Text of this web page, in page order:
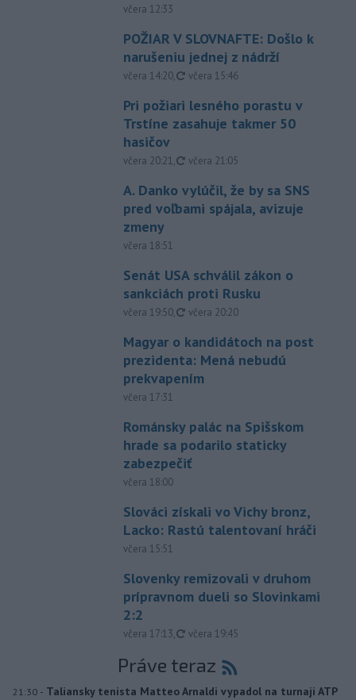
včera 12:33
POŽIAR V SLOVNAFTE: Došlo k
narušeniu jednej z nádrží
včera 14:20, aktualizované
včera 15:46
Pri požiari lesného porastu v
Trstíne zasahuje takmer 50
hasičov
včera 20:21, aktualizované
včera 21:05
A. Danko vylúčil, že by sa SNS
pred voľbami spájala, avizuje
zmeny
včera 18:51
Senát USA schválil zákon o
sankciách proti Rusku
včera 19:50, aktualizované
včera 20:20
Magyar o kandidátoch na post
prezidenta: Mená nebudú
prekvapením
včera 17:31
Románsky palác na Spišskom
hrade sa podarilo staticky
zabezpečiť
včera 18:00
Slováci získali vo Vichy bronz,
Lacko: Rastú talentovaní hráči
včera 15:51
Slovenky remizovali v druhom
prípravnom dueli so Slovinkami
2:2
včera 17:13, aktualizované
včera 19:45
Práve teraz
21:30 - Taliansky tenista Matteo Arnaldi vypadol na turnaji ATP